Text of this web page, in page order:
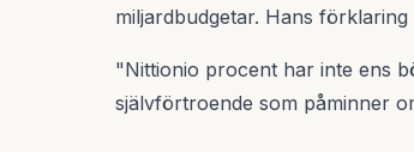
miljardbudgetar. Hans
"Nittionio procent har inte ens
självförtroende som påminner